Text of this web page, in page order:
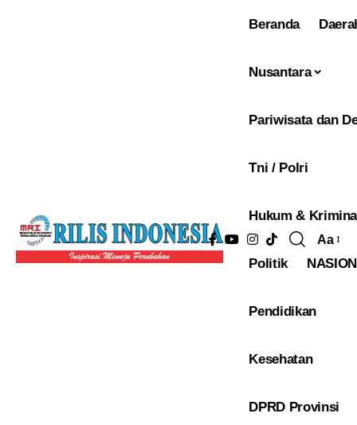
Beranda
Nusantara
Pariwisata dan
Tni / Polri
Hukum &
Politik
Pendidikan
Kesehatan
DPRD Provinsi
Ukuran
Aa